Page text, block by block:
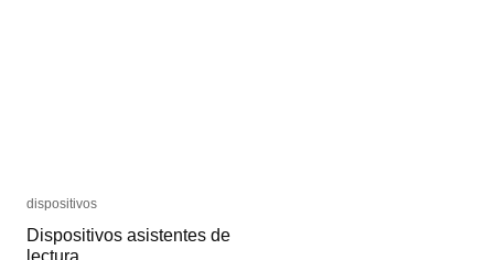
dispositivos
Dispositivos asistentes de
lectura
dispositivos
Dispositivos asistentes de
lectura